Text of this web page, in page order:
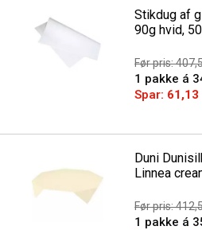
Stikdug af
90g hvid,
Før pris:
1 pakke á
Spar: 61,13
Duni
Linnea
Før pris:
1 pakke á